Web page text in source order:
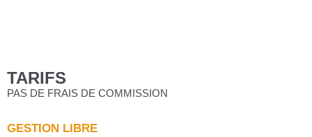
TARIFS
PAS DE FRAIS DE COMMISSION
GESTION LIBRE